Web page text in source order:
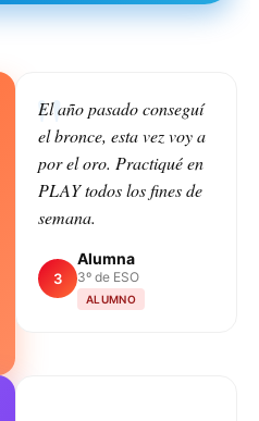
El año pasado conseguí
el bronce, esta vez voy a
por el oro. Practiqué en
PLAY todos los fines de
semana.
3
Alumna
3º de ESO
ALUMNO